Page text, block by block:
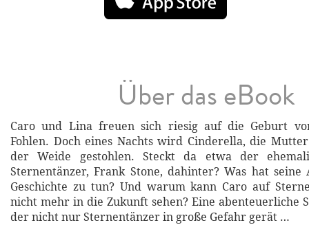
Über das eBook
Caro und Lina freuen sich riesig auf die Geburt
Fohlen. Doch eines Nachts wird Cinderella, die Mutter
der Weide gestohlen. Steckt da etwa der
Sternentänzer, Frank Stone, dahinter? Was hat
Geschichte zu tun? Und warum kann Caro auf
nicht mehr in die Zukunft sehen? Eine abenteuerliche
der nicht nur Sternentänzer in große Gefahr gerät …